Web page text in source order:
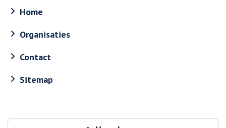
Home
Organisaties
Contact
Sitemap